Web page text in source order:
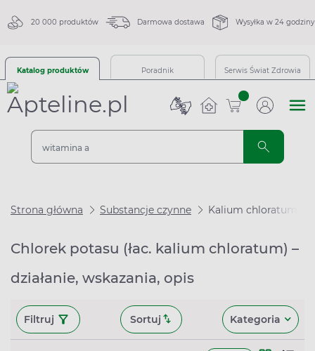
20 000 produktów Darmowa dostawa Wysyłka w 24 godziny
Katalog produktów Poradnik Serwis Świat Zdrowia
sztuk
Strona główna Substancje czynne Kalium chloratum
Chlorek potasu (łac. kalium chloratum) –
działanie, wskazania, opis
Filtruj Sortuj Kategoria